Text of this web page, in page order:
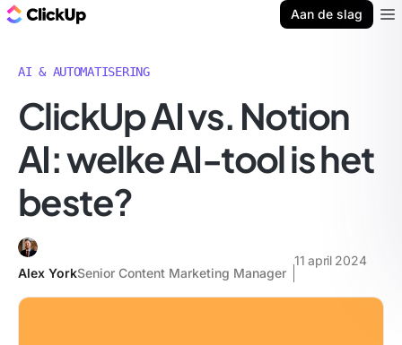
Aan de slag
AI & AUTOMATISERING
ClickUp AI vs. Notion
AI: welke AI-tool is het
beste?
Alex YorkSenior Content Marketing Manager
11 april 2024